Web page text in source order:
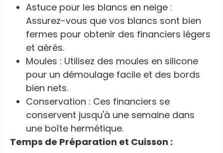
Astuce pour les blancs en neige :
Assurez-vous que vos blancs sont bien
fermes pour obtenir des financiers légers
et aérés.
Moules : Utilisez des moules en silicone
pour un démoulage facile et des bords
bien nets.
Conservation : Ces financiers se
conservent jusqu'à une semaine dans
une boîte hermétique.
Temps de Préparation et Cuisson :